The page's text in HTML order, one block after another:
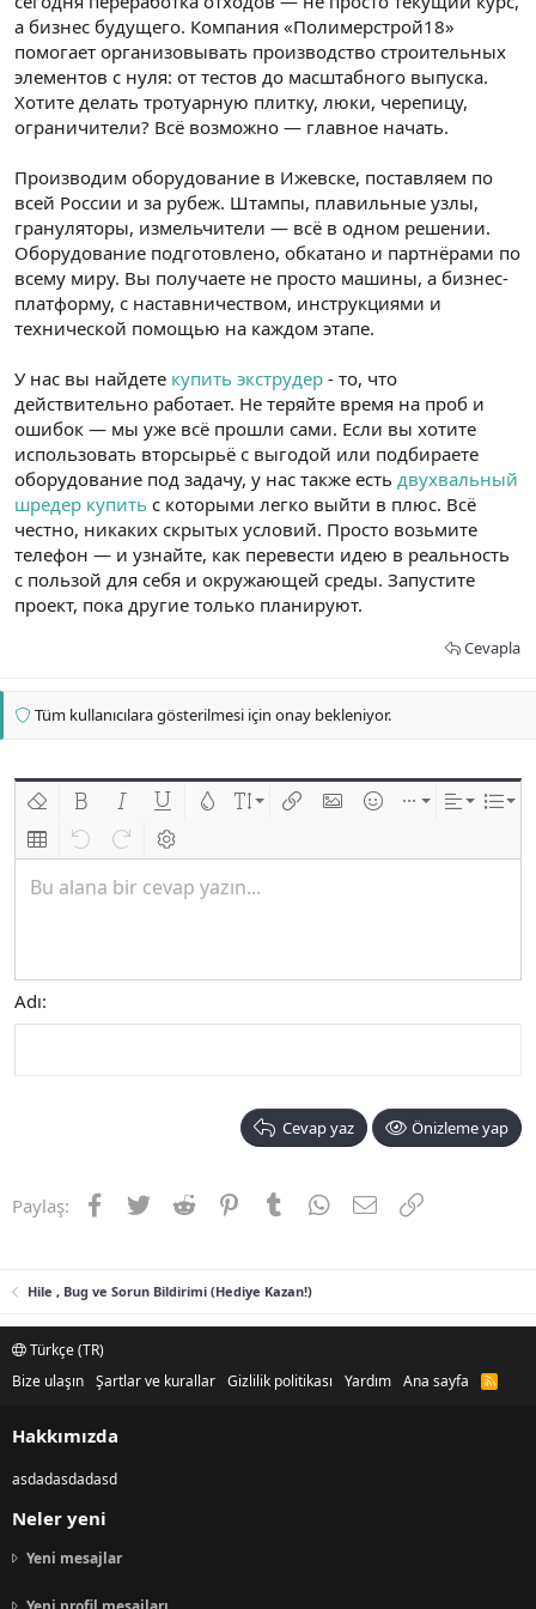
n
i
а бизнес будущего. Компания «Полимерстрой18»
помогает организовывать производство строительных
элементов с нуля: от тестов до масштабного выпуска.
Хотите делать тротуарную плитку, люки, черепицу,
ограничители? Всё возможно — главное начать.
Производим оборудование в Ижевске, поставляем по
всей России и за рубеж. Штампы, плавильные узлы,
грануляторы, измельчители — всё в одном решении.
Оборудование подготовлено, обкатано и партнёрами по
всему миру. Вы получаете не просто машины, а бизнес-
платформу, с наставничеством, инструкциями и
технической помощью на каждом этапе.
У нас вы найдете купить экструдер - то, что
действительно работает. Не теряйте время на проб и
ошибок — мы уже всё прошли сами. Если вы хотите
использовать вторсырьё с выгодой или подбираете
оборудование под задачу, у нас также есть двухвальный
шредер купить с которыми легко выйти в плюс. Всё
честно, никаких скрытых условий. Просто возьмите
телефон — и узнайте, как перевести идею в реальность
с пользой для себя и окружающей среды. Запустите
проект, пока другие только планируют.
Cevapla
Tüm kullanıcılara gösterilmesi için onay bekleniyor.
Biçimlendirmeyi kaldır
Kalın Yatık Altını çiz
Insert table
Geri alileri alBB kodunu değiştir
Bu alana bir cevap yazın...
Adı
Cevap yaz Önizleme yap
Paylaş: Facebook
TwitterReddit PinterestTumblrWhatsApp
E-postaLink
Hile , Bug ve Sorun Bildirimi (Hediye Kazan!)
Türkçe (TR)
Bize ulaşın Şartlar ve kurallar Gizlilik politikası Yardım Ana sayfa
R
S
Hakkımızda
asdadasdadasd
Neler yeni
Yeni mesajlar